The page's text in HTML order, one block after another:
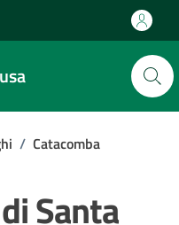
/ Catacomba
Santa